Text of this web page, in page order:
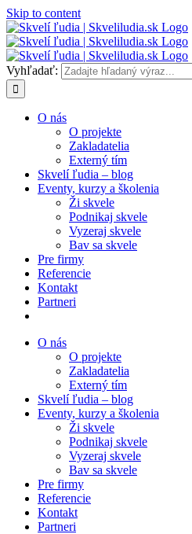
Skip to content
Vyhľadať:
O nás
O projekte
Zakladatelia
Externý tím
Skvelí ľudia – blog
Eventy, kurzy a školenia
Ži skvele
Podnikaj skvele
Vyzeraj skvele
Bav sa skvele
Pre firmy
Referencie
Kontakt
Partneri
O nás
O projekte
Zakladatelia
Externý tím
Skvelí ľudia – blog
Eventy, kurzy a školenia
Ži skvele
Podnikaj skvele
Vyzeraj skvele
Bav sa skvele
Pre firmy
Referencie
Kontakt
Partneri